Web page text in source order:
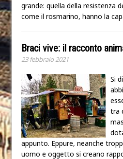
grande: quella della resistenza
come il rosmarino, hanno la
Braci vive: il racconto
23 febbraio 2021
Si
tra
appunto. Eppure, neanche
uomo e oggetto si creano